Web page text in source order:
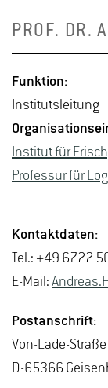
PROF. DR.
Funk­ti­on:
In­sti­tuts­lei­tung
In­sti­tut für
Pro­fes­sur für
Kon­takt­da­ten:
Tel.: +49 6722
E-Mail:
Post­an­schrift:
Von-La­de-
D-65366